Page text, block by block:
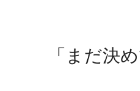
「まだ決